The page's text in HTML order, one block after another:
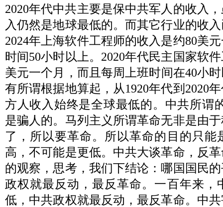
2020年代中共主要是保中共军人的收入
入仍然是地球最低的。而其它行业的收
2024年上海软件工程师的收入是约80美
时间50小时以上。 2020年代民主国家软
美元一个月，而且每周上班时间在40小
有所谓根据地算起，从1920年代到 2020
方人收入始终是全球最低的。中共所谓
是骗人的。马列主义所谓革命无非是由
了，所以要革命。所以革命的目的只能
高，不可能是更低。中共大谈革命，反
的观察，思考，我们下结论：哪国国民
政权就最反动，最反革命。一百年来，
低，中共政权就最反动，最反革命。中